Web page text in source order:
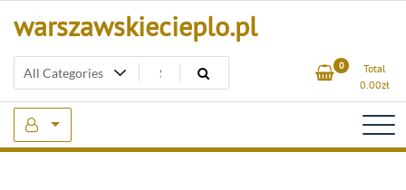
warszawskiecieplo.pl
0
Total
0.00zł